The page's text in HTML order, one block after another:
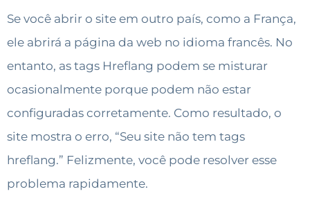
Se você abrir o site em outro país, como a França,
ele abrirá a página da web no idioma francês. No
entanto, as tags Hreflang podem se misturar
ocasionalmente porque podem não estar
configuradas corretamente. Como resultado, o
site mostra o erro, “Seu site não tem tags
hreflang.” Felizmente, você pode resolver esse
problema rapidamente.